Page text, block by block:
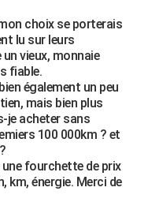
choix se porterais
lu sur leurs
un vieux, monnaie
fiable.
également un peu
mais bien plus
je acheter sans
100 000km ? et
fourchette de prix
km, énergie. Merci de